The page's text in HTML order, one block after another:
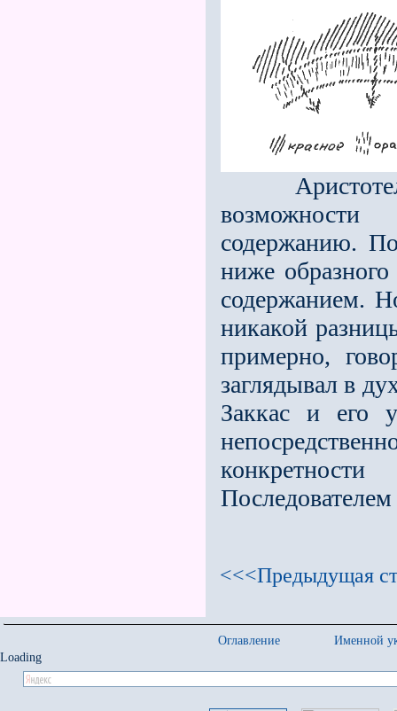
Аристотель
содержанию.
ниже
содержанием.
никакой
примерно,
заглядывал в
Заккас и его
<<<Предыдущая
Оглавление
Именной
Loading